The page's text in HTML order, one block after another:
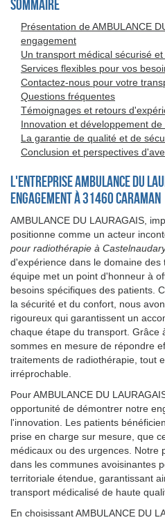
Sommaire
Présentation de AMBULANCE
engagement
Un transport médical sécurisé
Services flexibles pour vos
Contactez-nous pour votre
Questions fréquentes
Témoignages et retours
Innovation et développement
La garantie de qualité et de
Conclusion et perspectives
L'entreprise AMBULANCE DU
engagement à 31460 CARAMAN
AMBULANCE DU LAURAGAIS,
positionne comme un acteur
pour radiothérapie à
d'expérience dans le domaine
équipe met un point d'honneur à
besoins spécifiques des patients.
la sécurité et du confort, nous
rigoureux qui garantissent un
chaque étape du transport. Grâce
sommes en mesure de répondre
traitements de radiothérapie, tout
irréprochable.
Pour AMBULANCE DU
opportunité de démontrer notre
l'innovation. Les patients
prise en charge sur mesure, que
médicaux ou des urgences. Notre
dans les communes avoisinantes
territoriale étendue, garantissant
transport médicalisé de haute
En choisissant AMBULANCE DU